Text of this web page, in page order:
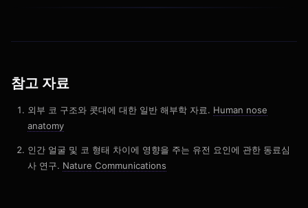
참고 자료
외부 코 구조와 콧대에 대한 일반 해부학 자료. Human nose
anatomy
인간 얼굴 및 코 형태 차이에 영향을 주는 유전 요인에 관한 동료심
사 연구. Nature Communications